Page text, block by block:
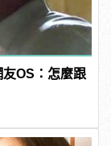
OS：怎麼跟